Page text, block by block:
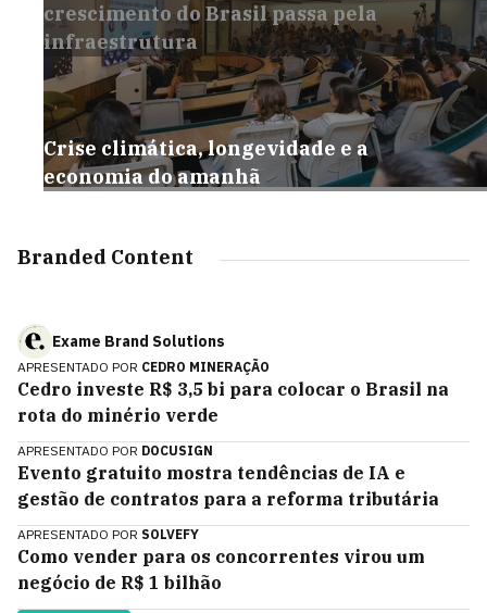
crescimento do Brasil passa pela
infraestrutura
Crise climática, longevidade e a
economia do amanhã
Branded Content
Exame Brand Solutions
APRESENTADO POR CEDRO MINERAÇÃO
Cedro investe R$ 3,5 bi para colocar o Brasil na
rota do minério verde
APRESENTADO POR DOCUSIGN
Evento gratuito mostra tendências de IA e
gestão de contratos para a reforma tributária
APRESENTADO POR SOLVEFY
Como vender para os concorrentes virou um
negócio de R$ 1 bilhão